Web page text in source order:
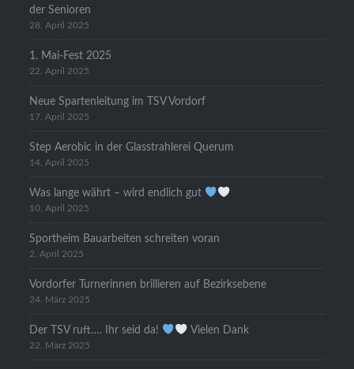
der Senioren
28. April 2025
1. Mai-Fest 2025
22. April 2025
Neue Spartenleitung im TSV Vordorf
17. April 2025
Step Aerobic in der Glasstrahlerei Querum
14. April 2025
Was lange währt – wird endlich gut
10. April 2025
Sportheim Bauarbeiten schreiten voran
2. April 2025
Vordorfer Turnerinnen brillieren auf Bezirksebene
24. März 2025
Der TSV ruft…. Ihr seid da! Vielen Dank
22. März 2025